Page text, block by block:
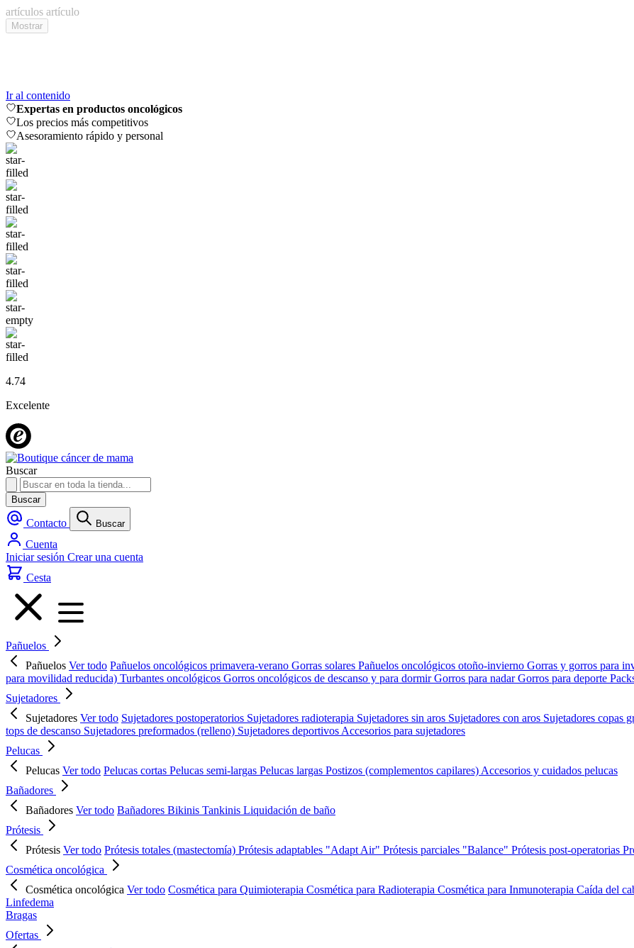
artículos artículo
Mostrar
Ir al contenido
Expertas en productos oncológicos
Los precios más competitivos
Asesoramiento rápido y personal
4.74
Excelente
Buscar
Buscar
Contacto Buscar
Cuenta
Iniciar sesión Crear una cuenta
Cesta
Pañuelos
Pañuelos Ver todo Pañuelos oncológicos primavera-verano Gorras solares Pañuelos oncológicos otoño-invierno Gorras y gorros para
para movilidad reducida) Turbantes oncológicos Gorros oncológicos de descanso y para dormirGorros para nadarGorros para deporte
Sujetadores
Sujetadores Ver todo Sujetadores postoperatorios Sujetadores radioterapia Sujetadores sin aros Sujetadores con aros Sujetadores copas
tops de descanso Sujetadores preformados (relleno) Sujetadores deportivos Accesorios para sujetadores
Pelucas
Pelucas Ver todo Pelucas cortas Pelucas semi-largas Pelucas largas Postizos (complementos capilares) Accesorios y cuidados pelucas
Bañadores
Bañadores Ver todo Bañadores Bikinis Tankinis Liquidación de baño
Prótesis
Prótesis Ver todo Prótesis totales (mastectomía) Prótesis adaptables "Adapt Air" Prótesis parciales "Balance" Prótesis post-operatorias
Cosmética oncológica
Cosmética oncológica Ver todo Cosmética para Quimioterapia Cosmética para Radioterapia Cosmética para Inmunoterapia Caída del
Linfedema
Bragas
Ofertas